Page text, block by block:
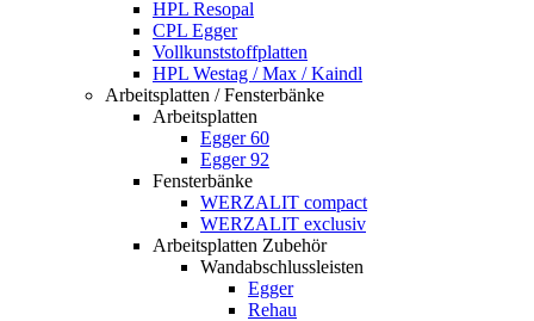
HPL Resopal
CPL Egger
Vollkunststoffplatten
HPL Westag / Max / Kaindl
Arbeitsplatten / Fensterbänke
Arbeitsplatten
Egger 60
Egger 92
Fensterbänke
WERZALIT compact
WERZALIT exclusiv
Arbeitsplatten Zubehör
Wandabschlussleisten
Egger
Rehau